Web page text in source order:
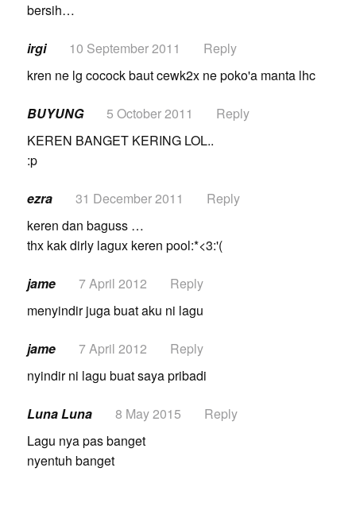
bersih…
irgi 10 September 2011
Reply
kren ne lg cocock baut cewk2x ne poko'a manta lhc
BUYUNG 5 October 2011
Reply
KEREN BANGET KERING LOL..
:p
ezra 31 December 2011
Reply
keren dan baguss …
thx kak dirly lagux keren pool:*<3:'(
jame 7 April 2012
Reply
menyindir juga buat aku ni lagu
jame 7 April 2012
Reply
nyindir ni lagu buat saya pribadi
Luna Luna 8 May 2015
Reply
Lagu nya pas banget
nyentuh banget